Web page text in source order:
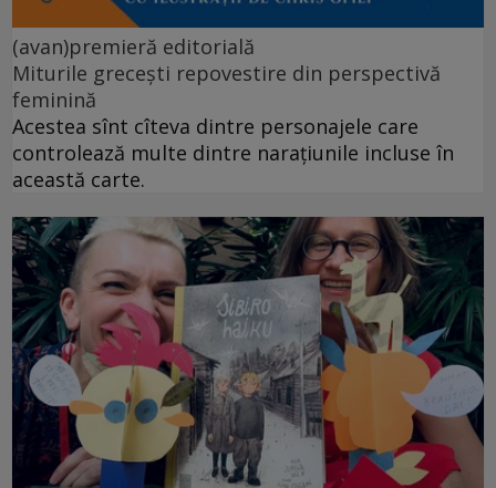
(avan)premieră editorială
Miturile grecești repovestire din perspectivă
feminină
Acestea sînt cîteva dintre personajele care
controlează multe dintre narațiunile incluse în
această carte.